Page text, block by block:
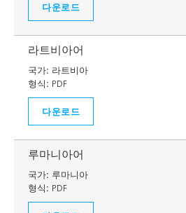
다운로드
라트비아어
국가: 라트비아
형식: PDF
다운로드
루마니아어
국가: 루마니아
형식: PDF